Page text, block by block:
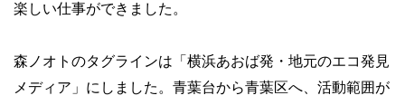
楽しい仕事ができました。
森ノオトのタグラインは「横浜あおば発・地元のエコ発見
メディア」にしました。青葉台から青葉区へ、活動範囲が